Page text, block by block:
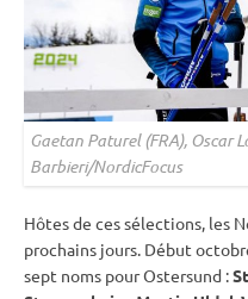
Gaetan Paturel (FRA), Oscar
Barbieri/NordicFocus
Hôtes de ces sélections, les
prochains jours. Début
sept noms pourOstersund :